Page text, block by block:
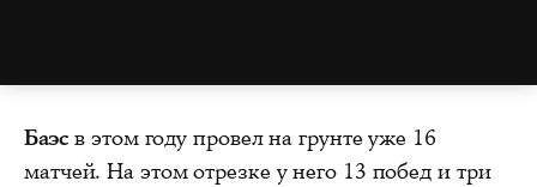
Баэс в этом году провел на грунте уже 16
матчей. На этом отрезке у него 13 побед и три